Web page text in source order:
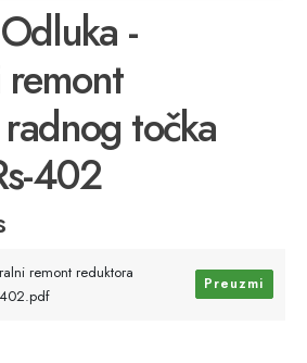
-
točka
402
remont reduktora
Preuzmi